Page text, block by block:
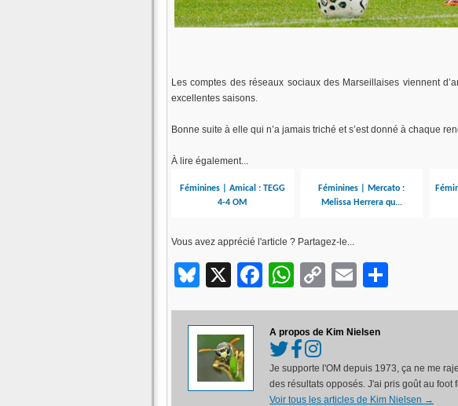
Les comptes des réseaux sociaux des Marseillaises viennent
excellentes saisons.
Bonne suite à elle qui n’a jamais triché et s’est donné à chaque
À lire également...
Féminines | Amical : TEGG
4-4 OM
Féminines | Mercato :
Melissa Herrera qu...
Vous avez apprécié l'article ? Partagez-le...
Bluesky
X Facebook
WhatsApp
CopyEmail
A propos de Kim Nielsen
Je supporte l'OM depuis 1973, ça ne me
des résultats opposés. J'ai pris goût au
Voir tous les articles de Kim Nielsen →